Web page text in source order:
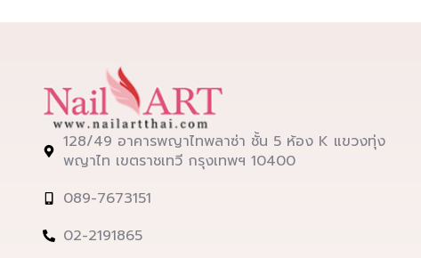
128/49 อาคารพญาไทพลาซ่า ชั้น 5 ห้อง K แขวงทุ่ง
พญาไท เขตราชเทวี กรุงเทพฯ 10400
089-7673151
02-2191865